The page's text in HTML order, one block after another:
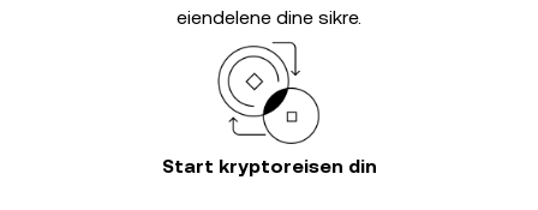
eiendelene dine sikre.
Start kryptoreisen din